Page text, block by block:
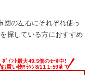
団の左右にそれぞれ使っ
探している方におすすめ